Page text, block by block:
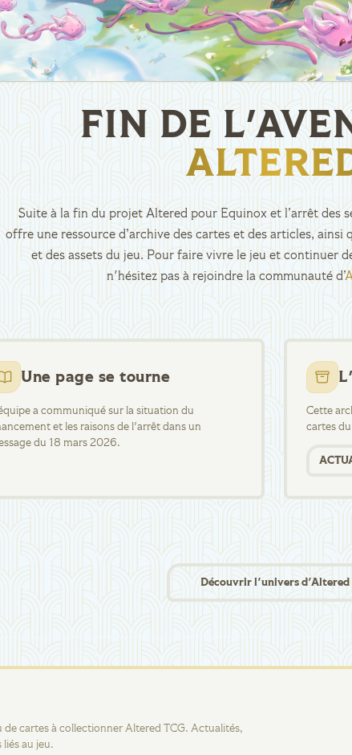
FIN DE
Suite à la fin du projet Altered pour Equinox et l’arrêt des
offre une ressource d’archive des cartes et des articles, ainsi
et des assets du jeu. Pour faire vivre le jeu et continuer
n'hésitez pas à rejoindre la communauté d’
Une page se tourne
a communiqué sur la situation du
et les raisons de l'arrêt dans un
du 18 mars 2026.
Cette
cartes
Découvrir l'univers
cartes à collectionner Altered TCG. Actualités,
au jeu.